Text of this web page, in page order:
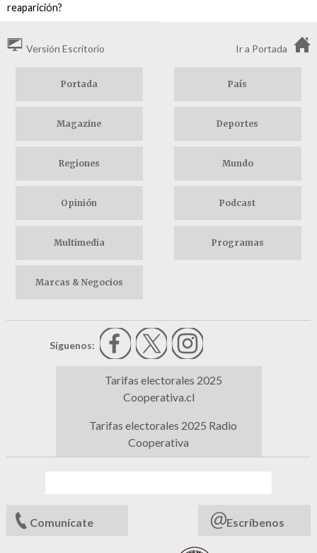
reaparición?
Versión Escritorio Ir a Portada
Portada País
Magazine Deportes
Regiones Mundo
Opinión Podcast
Multimedia Programas
Marcas & Negocios
Síguenos:
Tarifas electorales 2025
Cooperativa.cl
Tarifas electorales 2025 Radio
Cooperativa
Comunícate Escríbenos